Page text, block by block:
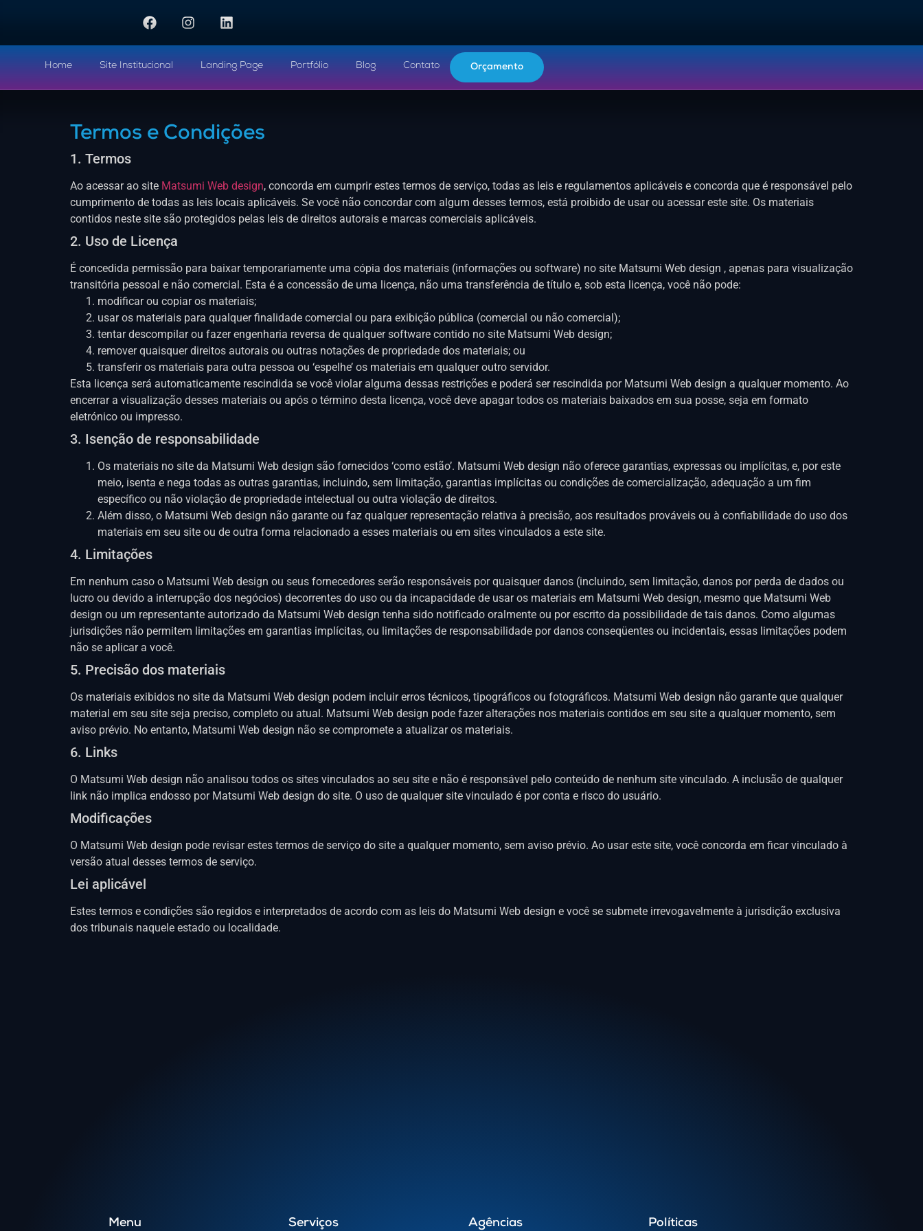
Home Site Institucional Landing Page Portfólio Blog Contato Orçamento
Termos e Condições
1. Termos
Ao acessar ao site Matsumi Web design, concorda em cumprir estes termos de serviço, todas as leis e regulamentos aplicáveis ​​e concorda que é responsável pelo
cumprimento de todas as leis locais aplicáveis. Se você não concordar com algum desses termos, está proibido de usar ou acessar este site. Os materiais
contidos neste site são protegidos pelas leis de direitos autorais e marcas comerciais aplicáveis.
2. Uso de Licença
É concedida permissão para baixar temporariamente uma cópia dos materiais (informações ou software) no site Matsumi Web design , apenas para visualização
transitória pessoal e não comercial. Esta é a concessão de uma licença, não uma transferência de título e, sob esta licença, você não pode:
modificar ou copiar os materiais;
usar os materiais para qualquer finalidade comercial ou para exibição pública (comercial ou não comercial);
tentar descompilar ou fazer engenharia reversa de qualquer software contido no site Matsumi Web design;
remover quaisquer direitos autorais ou outras notações de propriedade dos materiais; ou
transferir os materiais para outra pessoa ou ‘espelhe’ os materiais em qualquer outro servidor.
Esta licença será automaticamente rescindida se você violar alguma dessas restrições e poderá ser rescindida por Matsumi Web design a qualquer momento. Ao
encerrar a visualização desses materiais ou após o término desta licença, você deve apagar todos os materiais baixados em sua posse, seja em formato
eletrónico ou impresso.
3. Isenção de responsabilidade
Os materiais no site da Matsumi Web design são fornecidos ‘como estão’. Matsumi Web design não oferece garantias, expressas ou implícitas, e, por este
meio, isenta e nega todas as outras garantias, incluindo, sem limitação, garantias implícitas ou condições de comercialização, adequação a um fim
específico ou não violação de propriedade intelectual ou outra violação de direitos.
Além disso, o Matsumi Web design não garante ou faz qualquer representação relativa à precisão, aos resultados prováveis ​​ou à confiabilidade do uso dos
materiais em seu site ou de outra forma relacionado a esses materiais ou em sites vinculados a este site.
4. Limitações
Em nenhum caso o Matsumi Web design ou seus fornecedores serão responsáveis ​​por quaisquer danos (incluindo, sem limitação, danos por perda de dados ou
lucro ou devido a interrupção dos negócios) decorrentes do uso ou da incapacidade de usar os materiais em Matsumi Web design, mesmo que Matsumi Web
design ou um representante autorizado da Matsumi Web design tenha sido notificado oralmente ou por escrito da possibilidade de tais danos. Como algumas
jurisdições não permitem limitações em garantias implícitas, ou limitações de responsabilidade por danos conseqüentes ou incidentais, essas limitações podem
não se aplicar a você.
5. Precisão dos materiais
Os materiais exibidos no site da Matsumi Web design podem incluir erros técnicos, tipográficos ou fotográficos. Matsumi Web design não garante que qualquer
material em seu site seja preciso, completo ou atual. Matsumi Web design pode fazer alterações nos materiais contidos em seu site a qualquer momento, sem
aviso prévio. No entanto, Matsumi Web design não se compromete a atualizar os materiais.
6. Links
O Matsumi Web design não analisou todos os sites vinculados ao seu site e não é responsável pelo conteúdo de nenhum site vinculado. A inclusão de qualquer
link não implica endosso por Matsumi Web design do site. O uso de qualquer site vinculado é por conta e risco do usuário.
Modificações
O Matsumi Web design pode revisar estes termos de serviço do site a qualquer momento, sem aviso prévio. Ao usar este site, você concorda em ficar vinculado à
versão atual desses termos de serviço.
Lei aplicável
Estes termos e condições são regidos e interpretados de acordo com as leis do Matsumi Web design e você se submete irrevogavelmente à jurisdição exclusiva
dos tribunais naquele estado ou localidade.
Menu Serviços Agências Políticas